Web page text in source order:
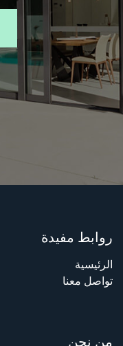
روابط مفيدة
الرئيسية
تواصل معنا
من نحن